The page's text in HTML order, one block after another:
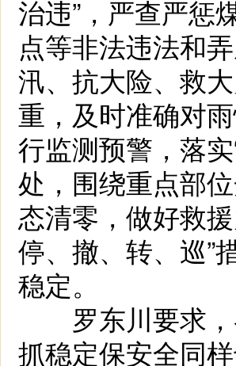
治违”，严查严惩
点等非法违法和
汛、抗大险、救
重，及时准确对
行监测预警，落
处，围绕重点部
态清零，做好救
停、撤、转、巡”
稳定。
罗东川要求，
抓稳定保安全同